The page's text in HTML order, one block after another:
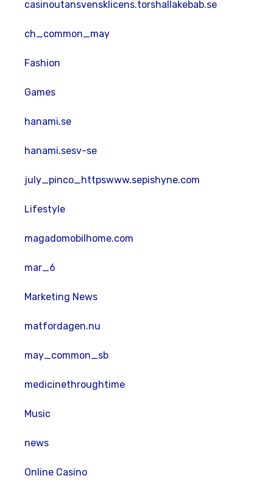
casinoutansvensklicens.torshallakebab.se
ch_common_may
Fashion
Games
hanami.se
hanami.sesv-se
july_pinco_httpswww.sepishyne.com
Lifestyle
magadomobilhome.com
mar_6
Marketing News
matfordagen.nu
may_common_sb
medicinethroughtime
Music
news
Online Casino